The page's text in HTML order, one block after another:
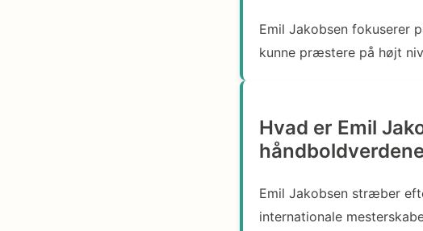
Emil Jakobsen fokuserer
kunne præstere på højt
Hvad er Emil
Emil Jakobsen stræber
internationale